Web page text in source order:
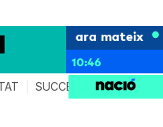
ara mateix
10:46
SUCCESSOS AGENDA